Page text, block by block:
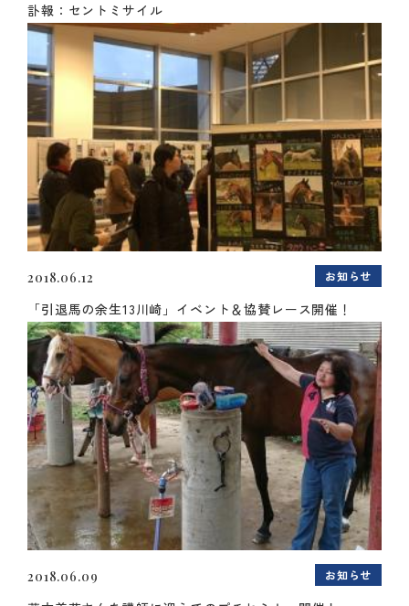
訃報：セントミサイル
2018.06.12 お知らせ
「引退馬の余生13川崎」イベント＆協賛レース開催！
2018.06.09 お知らせ